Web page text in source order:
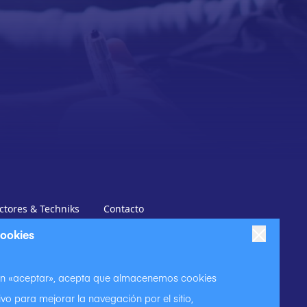
«aceptar», acepta que almacenemos cookies
para mejorar la navegación por el sitio,
& Techniks Contacto